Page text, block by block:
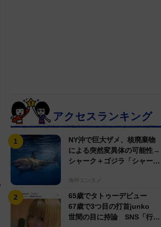
アクセスランキング
NY沖で巨大ザメ、核廃棄物
による突然変異体の可能性→
シャーク＋ゴジラ「シャーク
海外エンタメ
65歳でタトゥーデビュー
67歳で3つ目の打首junko
世間の目に持論 SNS「行動